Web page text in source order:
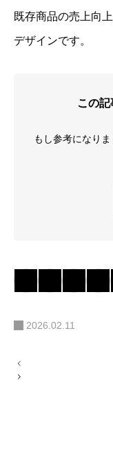
既存商品の売上向
デザインです。
この記
もし参考になり
2026.02.11
投
稿